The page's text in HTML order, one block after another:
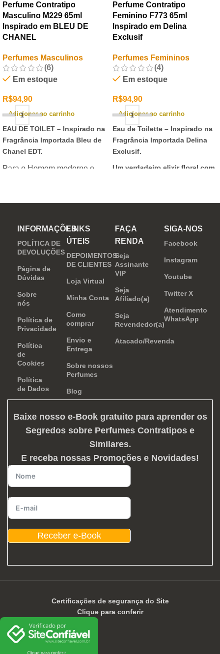
Perfume Contratipo
Masculino M229 65ml
Inspirado em BLEU DE
CHANEL
Perfumes Masculinos
(6)
Em estoque
R$94,90
Adicionar ao carrinho
EAU DE TOILET – Inspirado na
Fragrância Importada Bleu de
Chanel EDT.
Para o Homem moderno e
inovar sempre, provocando
e determinação.
Perfume Contratipo
Feminino F773 65ml
Inspirado em Delina
Exclusif
Perfumes Femininos
(4)
Em estoque
R$94,90
Adicionar ao carrinho
Eau de Toilette – Inspirado na
Fragrância Importada Delina
Exclusif.
Um verdadeiro elixir floral com
INFORMAÇÕES
POLÍTICA DE
DEVOLUÇÕES
Página de
Dúvidas
Sobre
nós
Política de
Privacidade
Política
de
Cookies
Política
de Dados
LINKS
ÚTEIS
DEPOIMENTOS
DE CLIENTES
Loja Virtual
Minha Conta
Como
comprar
Envio e
Entrega
Sobre nossos
Perfumes
Blog
FAÇA
RENDA
Seja
Assinante
VIP
Seja
Afiliado(a)
Seja
Revendedor(a)
Atacado/Revenda
SIGA-NOS
Facebook
Instagram
Youtube
Twitter X
Atendimento
WhatsApp
Baixe nosso e-Book gratuito para aprender os
Segredos sobre Perfumes Contratipos e
Similares.
E receba nossas Promoções e Novidades!
Receber e-Book
Certificações de segurança do Site
Clique para conferir